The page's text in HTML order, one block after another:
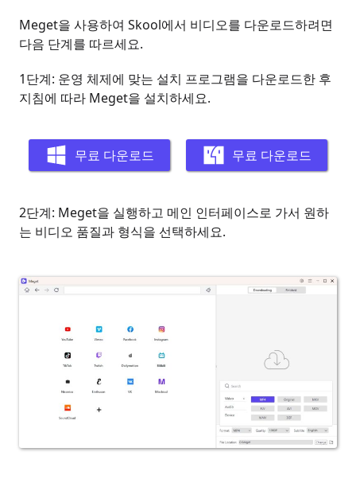
Meget을 사용하여 Skool에서 비디오를 다운로드하려면
다음 단계를 따르세요.
1단계: 운영 체제에 맞는 설치 프로그램을 다운로드한 후
지침에 따라 Meget을 설치하세요.
무료 다운로드 무료 다운로드
2단계: Meget을 실행하고 메인 인터페이스로 가서 원하
는 비디오 품질과 형식을 선택하세요.